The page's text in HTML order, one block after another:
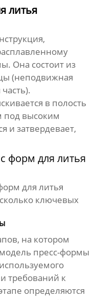
литья
Она состоит из
(неподвижная
в полость
под высоким
и затвердевает,
форм для литья
для литья
ключевых
на котором
пресс-формы
требований к
определяются